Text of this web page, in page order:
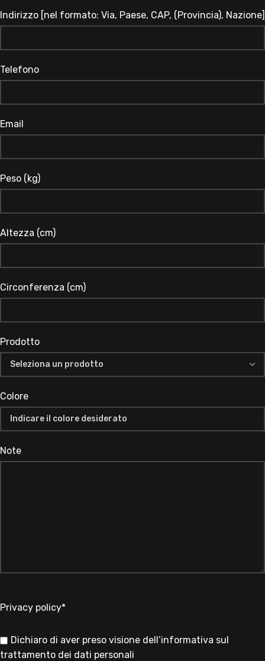
Indirizzo [nel formato: Via, Paese, CAP, (Provincia), Nazione]
Telefono
Email
Peso (kg)
Altezza (cm)
Circonferenza (cm)
Prodotto
Colore
Note
Privacy policy*
Dichiaro di aver preso visione dell’informativa sul
trattamento dei dati personali